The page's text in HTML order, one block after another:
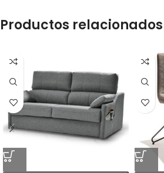
Productos relacionados